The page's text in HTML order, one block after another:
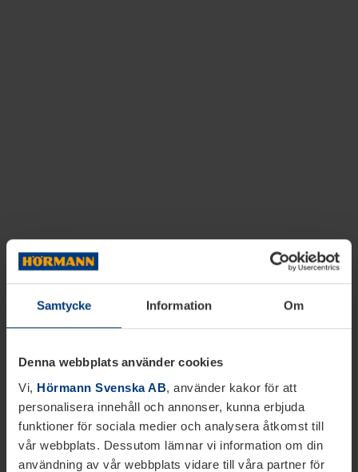
Samtycke Information Om
Denna webbplats använder cookies
Vi, Hörmann Svenska AB, använder kakor för att
personalisera innehåll och annonser, kunna erbjuda
funktioner för sociala medier och analysera åtkomst till
vår webbplats. Dessutom lämnar vi information om din
användning av vår webbplats vidare till våra partner för